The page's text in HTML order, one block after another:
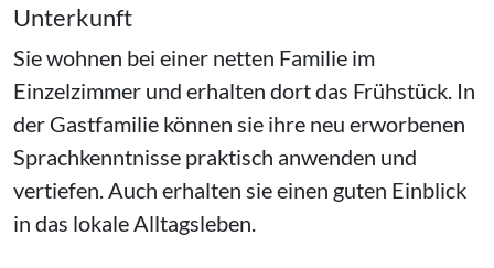
Unterkunft
Sie wohnen bei einer netten Familie im
Einzelzimmer und erhalten dort das Frühstück. In
der Gastfamilie können sie ihre neu erworbenen
Sprachkenntnisse praktisch anwenden und
vertiefen. Auch erhalten sie einen guten Einblick
in das lokale Alltagsleben.